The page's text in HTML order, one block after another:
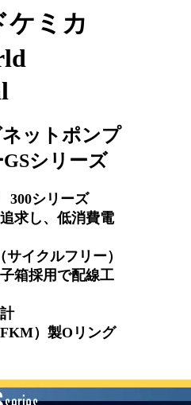
ケミカ
ットポンプ
シリーズ
300シリーズ
求し、低消費電
サイクルフリー）
箱採用で配線工
）製Oリング